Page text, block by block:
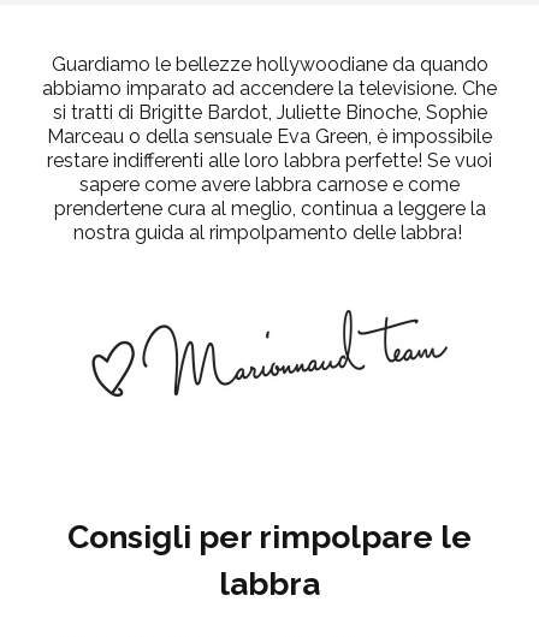
Guardiamo le bellezze hollywoodiane da quando
abbiamo imparato ad accendere la televisione. Che
si tratti di Brigitte Bardot, Juliette Binoche, Sophie
Marceau o della sensuale Eva Green, è impossibile
restare indifferenti alle loro labbra perfette! Se vuoi
sapere come avere labbra carnose e come
prendertene cura al meglio, continua a leggere la
nostra guida al rimpolpamento delle labbra!
Consigli per rimpolpare le
labbra